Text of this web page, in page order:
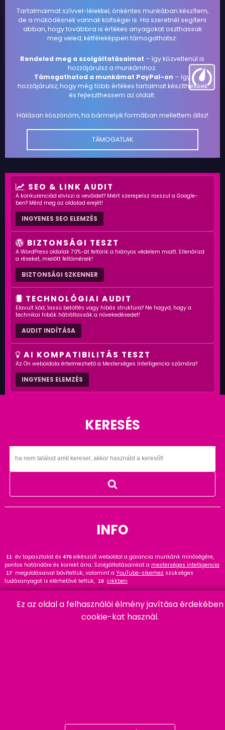
Tartalmaimat szívvel-lélekkel, önkéntes munkában készítem,
de a működésnek vannak költségei is. Ha szeretnél segíteni
abban, hogy továbbra is értékes anyagokat oszthassak
meg veled, kétféleképpen támogathatsz:
Rendeled meg a szolgáltatásaimat – így közvetlenül is
hozzájárulsz a munkámhoz.
Támogathatod a munkámat PayPal-on – így
hozzájárulsz, hogy még több értékes tartalmat készíthessek
és fejleszthessem az oldalt.
Hálásan köszönöm, ha bármelyik formában mellettem állsz!
TÁMOGATLAK
SEO & LINK AUDIT
A konkurenciád elviszi a vevőidet? Miért szerepelsz rosszul a Google-
ben? Mérd meg az oldalad erejét!
INGYENES SEO ELEMZÉS
BIZTONSÁGI TESZT
A WordPress oldalak 70%-át feltörik a hiányos védelem miatt. Ellenőrizd
a réseket, mielőtt feltörnének!
BIZTONSÁGI SZKENNER
TECHNOLÓGIAI AUDIT
Elavult kód, lassú betöltés vagy hibás struktúra? Ne hagyd, hogy a
technikai hibák hátráltassák a növekedésedet!
AUDIT INDÍTÁSA
AI KOMPATIBILITÁS TESZT
Az Ön weboldala értelmezhető a Mesterséges Intelligencia számára?
INGYENES ELEMZÉS
KERESÉS
INFO
13 év tapasztalat és 476elkészült weboldal a garancia munkánk minőségére,
pontos határidőre és korrekt árra. Szolgáltatásainkat a mesterséges intelligencia
17 megoldásaival bővítettük, valamint a YouTube-sikerhez szükséges
tudásanyagot is elérhetővé tettük, 18 cikkben.
szakértőként ajánlom a 91 cikket és bővítményt.
Ez az oldal a felhasználói élmény javítása érdekében
cookie-kat használ.